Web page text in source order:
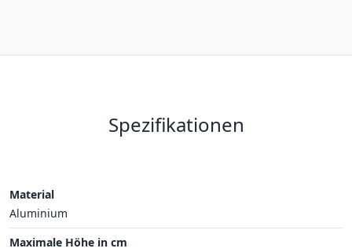
Spezifikationen
Material
Aluminium
Maximale Höhe in cm